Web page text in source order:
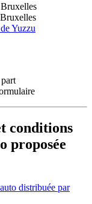
Yuzzu
conditions
proposée
distribuée par